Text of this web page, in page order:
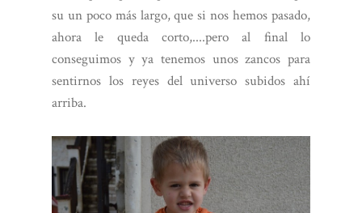
su un poco más largo, que si nos hemos pasado,
ahora le queda corto,....pero al final lo
conseguimos y ya tenemos unos zancos para
sentirnos los reyes del universo subidos ahí
arriba.